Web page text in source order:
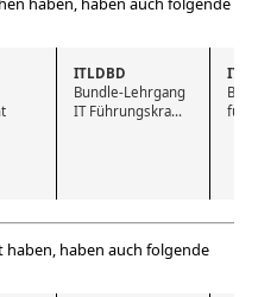
ITLDBD
Bundle-Lehrgang
IT Führungskra...
für
haben, haben auch folgende